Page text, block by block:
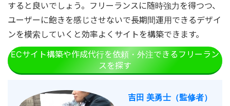
すると良いでしょう。フリーランスに随時強力を得つつ、
ユーザーに飽きを感じさせないで長期間運用できるデザイ
ンを模索していくと効率よくサイトを構築できます。
ECサイト構築や作成代行を依頼・外注できるフリーラン
スを探す
吉田 美勇士（監修者）